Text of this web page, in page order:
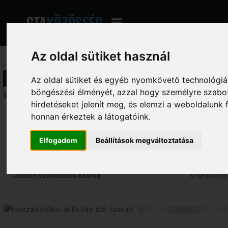
Az oldal sütiket használ
Az oldal sütiket és egyéb nyomkövető
böngészési élményét, azzal hogy személyre
hirdetéseket jelenít meg, és elemzi a
honnan érkeztek a látogatóink.
Elfogadom Beállítások megváltoztatása
Profil információ
Általános statisztikák - JokerSajt
Összes online eltöltött idő:
Összes hozzászólás:
Összes indított téma:
Leadott szavazatok száma:
0 szavazat
Hozzászólási aktivitás idő szerint